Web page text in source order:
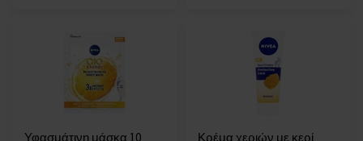
Υφασμάτινη μάσκα 10
Κρέμα χεριών με κερί